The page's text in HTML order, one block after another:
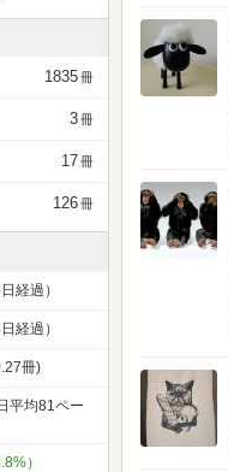
1835冊
3冊
17冊
126冊
経過）
経過）
冊)
平均81ペー
）